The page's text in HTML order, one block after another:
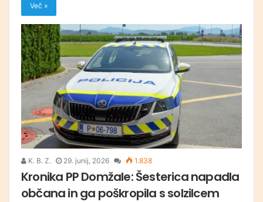
Več »
K. B. Z. 29. junij, 2026 1.838
Kronika PP Domžale: Šesterica napadla
občana in ga poškropila s solzilcem